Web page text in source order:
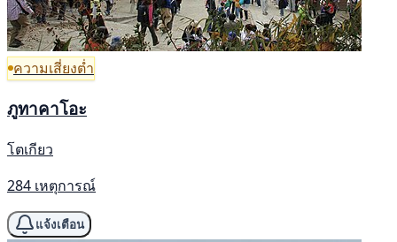
ความเสี่ยงต่ำ
ภูทาคาโอะ
โตเกียว
284 เหตุการณ์
แจ้งเตือน